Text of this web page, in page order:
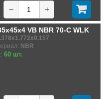
− +
VB NBR 70-C WLK
NBR
: 60 шт.